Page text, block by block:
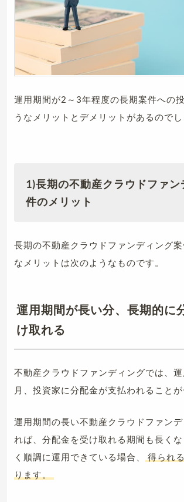
運用期間が2～3年程度の長期案件への
うなメリットとデメリットがあるのでし
1)長期の不動産クラウドファン
件のメリット
長期の不動産クラウドファンディング
なメリットは次のようなものです。
運用期間が長い分、長期的に
け取れる
不動産クラウドファンディングでは、
月、投資家に分配金が支払われることが
運用期間の長い不動産クラウドファン
れば、分配金を受け取れる期間も長く
く順調に運用できている場合、
得られ
ります。